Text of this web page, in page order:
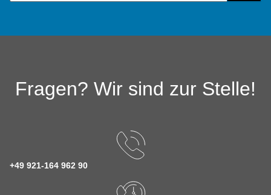
Fragen? Wir sind zur Stelle!
+49 921-164 962 90